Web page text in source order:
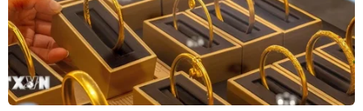
Bamboo Airways sử dụng công nghệ
marketing của Insider
21/01/2021 03:14